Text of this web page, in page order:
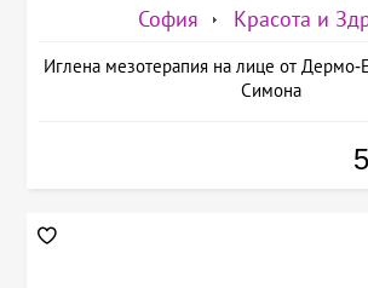
София Красота и
Иглена мезотерапия на лице от Дермо-
Симона